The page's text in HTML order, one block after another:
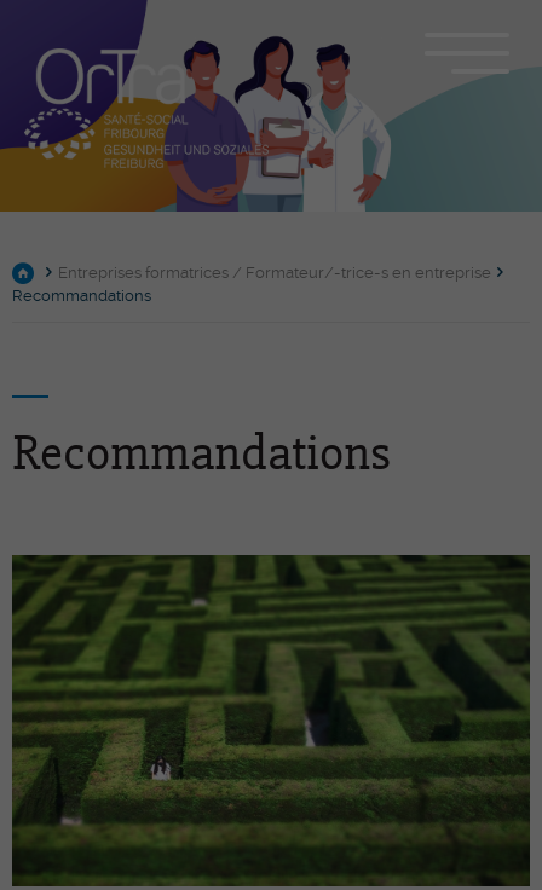
Entreprises formatrices / Formateur/-trice-s en entreprise
Recommandations
Recommandations